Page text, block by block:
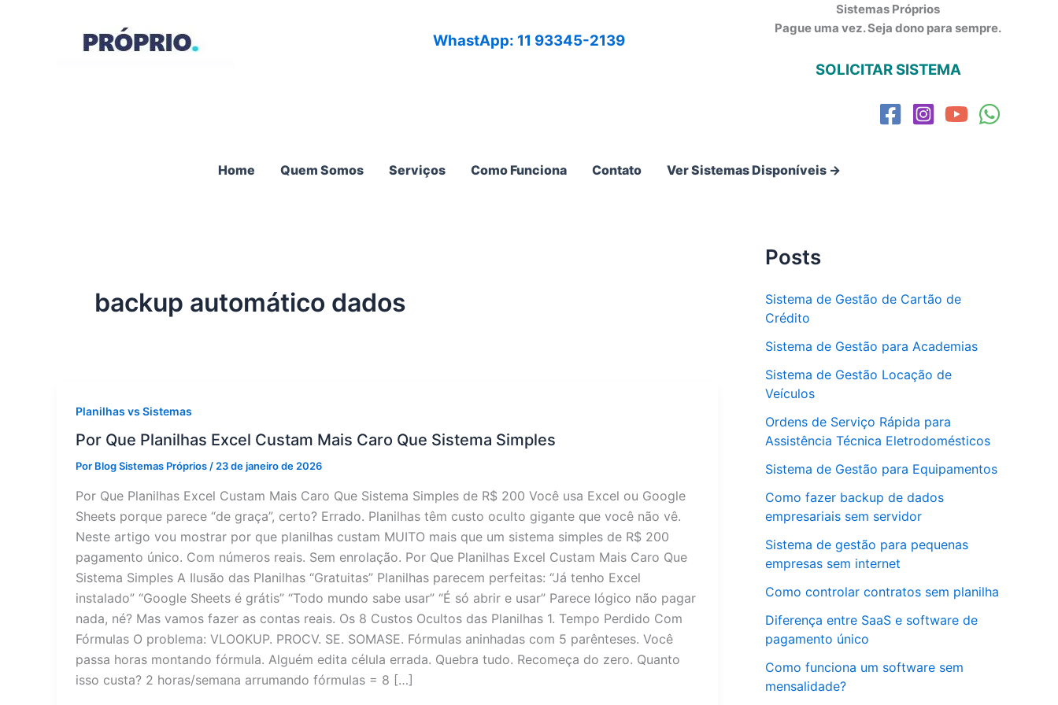
WhastApp: 11 93345-2139
Sistemas Próprios
Pague uma vez. Seja dono para sempre.
SOLICITAR SISTEMA
Home Quem Somos Serviços Como Funciona Contato Ver Sistemas Disponíveis →
backup automático dados
Planilhas vs Sistemas
Por Que Planilhas Excel Custam Mais Caro Que Sistema Simples
Por Blog Sistemas Próprios/23 de janeiro de 2026
Por Que Planilhas Excel Custam Mais Caro Que Sistema Simples de R$ 200 Você usa Excel ou Google
Sheets porque parece “de graça”, certo? Errado. Planilhas têm custo oculto gigante que você não vê.
Neste artigo vou mostrar por que planilhas custam MUITO mais que um sistema simples de R$ 200
pagamento único. Com números reais. Sem enrolação. Por Que Planilhas Excel Custam Mais Caro Que
Sistema Simples A Ilusão das Planilhas “Gratuitas” Planilhas parecem perfeitas: “Já tenho Excel
instalado” “Google Sheets é grátis” “Todo mundo sabe usar” “É só abrir e usar” Parece lógico não pagar
nada, né? Mas vamos fazer as contas reais. Os 8 Custos Ocultos das Planilhas 1. Tempo Perdido Com
Fórmulas O problema: VLOOKUP. PROCV. SE. SOMASE. Fórmulas aninhadas com 5 parênteses. Você
passa horas montando fórmula. Alguém edita célula errada. Quebra tudo. Recomeça do zero. Quanto
isso custa? 2 horas/semana arrumando fórmulas = 8 […]
Posts
Sistema de Gestão de Cartão de
Crédito
Sistema de Gestão para Academias
Sistema de Gestão Locação de
Veículos
Ordens de Serviço Rápida para
Assistência Técnica Eletrodomésticos
Sistema de Gestão para Equipamentos
Como fazer backup de dados
empresariais sem servidor
Sistema de gestão para pequenas
empresas sem internet
Como controlar contratos sem planilha
Diferença entre SaaS e software de
pagamento único
Como funciona um software sem
mensalidade?